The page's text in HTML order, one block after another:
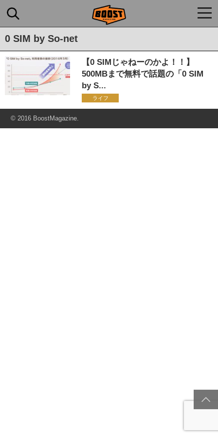
0 SIM by So-net
【0 SIMじゃねーのかよ！！】
500MBまで無料で話題の「0 SIM
by S...
ライフ
© 2016 BoostMagazine.